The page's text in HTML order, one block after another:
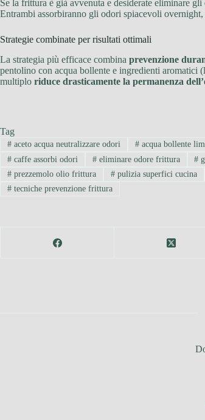
Se la frittura è già avvenuta e desiderate eliminare
Entrambi assorbiranno gli odori spiacevoli
Strategie combinate per risultati ottimali
La strategia più efficace combina prevenzione
pentolino con acqua bollente e ingredienti aromatici
multiplo riduce drasticamente la permanenza
Tag
#aceto acqua neutralizzare odori #acqua bollente
#caffe assorbi odori #eliminare odore frittura #
#prezzemolo olio frittura #pulizia superfici cucina
#tecniche prevenzione frittura